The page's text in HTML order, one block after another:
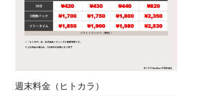
週末料金（ヒトカラ）